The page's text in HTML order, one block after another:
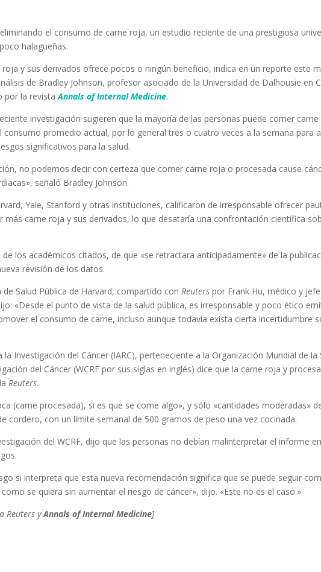
el consumo de carne roja, un estudio reciente de una prestigiosa
halagüeñas.
y sus derivados ofrece pocos o ningún beneficio, indica en un reporte este
de Bradley Johnson, profesor asociado de la Universidad de Dalhousie en
por la revistaAnnals of Internal Medicine.
investigación sugieren que la mayoría de las personas puede comer
consumo promedio actual, por lo general tres o cuatro veces a la semana para
significativos para la salud.
no podemos decir con certeza que comer carne roja o procesada cause
señaló Bradley Johnson.
Yale, Stanford y otras instituciones, calificaron de irresponsable ofrecer
más carne roja y sus derivados, lo que desataría una confrontación científica
los académicos citados, de que «se retractara anticipadamente» de la
revisión de los datos.
de Salud Pública de Harvard, compartido conReuters por Frank Hu, médico y
«Desde el punto de vista de la salud pública, es irresponsable y poco ético
el consumo de carne, incluso aunque todavía exista cierta incertidumbre
Investigación del Cáncer (IARC), perteneciente a la Organización Mundial de la
del Cáncer (WCRF por sus siglas en inglés) dice que la carne roja y
Reuters.
(carne procesada), si es que se come algo», y sólo «cantidades moderadas»
cordero, con un límite semanal de 500 gramos de peso una vez cocinada.
del WCRF, dijo que las personas no debían malinterpretar el informe
si interpreta que esta nueva recomendación significa que se puede seguir
se quiera sin aumentar el riesgo de cáncer», dijo. «Este no es el caso.»
Reuters yAnnals of Internal Medicine]